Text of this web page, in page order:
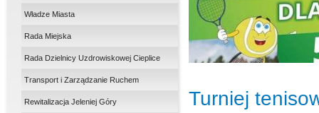
Władze Miasta
Rada Miejska
Rada Dzielnicy Uzdrowiskowej Cieplice
Transport i Zarządzanie Ruchem
Rewitalizacja Jeleniej Góry Turniej